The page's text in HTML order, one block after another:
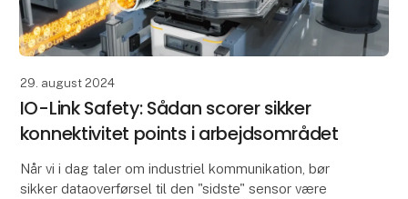
29. august 2024
IO-Link Safety: Sådan scorer sikker
konnektivitet points i arbejdsområdet
Når vi i dag taler om industriel kommunikation, bør
sikker dataoverførsel til den "sidste" sensor være